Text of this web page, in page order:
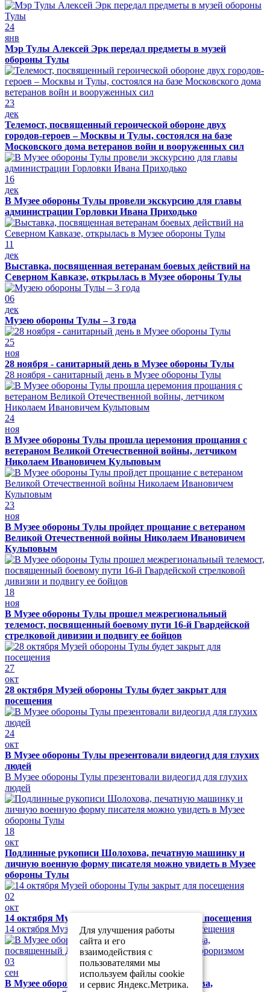
24
янв
Мэр Тулы Алексей Эрк передал предметы в музей
обороны Тулы
23
дек
Телемост, посвященный героической обороне двух
городов-героев – Москвы и Тулы, состоялся на базе
Московского дома ветеранов войн и вооруженных сил
16
дек
В Музее обороны Тулы провели экскурсию для главы
администрации Горловки Ивана Приходько
11
дек
Выставка, посвященная ветеранам боевых действий на
Северном Кавказе, открылась в Музее обороны Тулы
06
дек
Музею обороны Тулы – 3 года
25
ноя
28 ноября - санитарный день в Музее обороны Тулы
28 ноября - санитарный день в Музее обороны Тулы
24
ноя
В Музее обороны Тулы прошла церемония прощания с
ветераном Великой Отечественной войны, летчиком
Николаем Ивановичем Кульповым
23
ноя
В Музее обороны Тулы пройдет прощание с ветераном
Великой Отечественной войны Николаем Ивановичем
Кульповым
18
ноя
В Музее обороны Тулы прошел межрегиональный
телемост, посвященный боевому пути 16-й Гвардейской
стрелковой дивизии и подвигу ее бойцов
27
окт
28 октября Музей обороны Тулы будет закрыт для
посещения
24
окт
В Музее обороны Тулы презентовали видеогид для глухих
людей
В Музее обороны Тулы презентовали видеогид для глухих
людей
18
окт
Подлинные рукописи Шолохова, печатную машинку и
личную военную форму писателя можно увидеть в Музее
обороны Тулы
02
окт
14 октября Музей обороны Тулы закрыт для посещения
14 октября Музей обороны Тулы закрыт для посещения
03
сен
В Музее обороны Тулы прошел урок мужества,
Для улучшения работы
сайта и его
взаимодействия с
пользователями мы
используем файлы cookie
и сервис Яндекс.Метрика.